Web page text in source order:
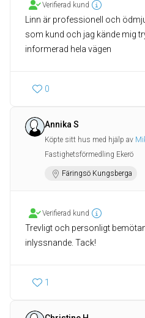
Verifierad kund
Linn är professionell och
som kund och jag kände mig
informerad hela vägen
0
Annika S
Köpte sitt hus med hjälp av
Fastighetsförmedling Ekerö
Färingsö Kungsberga
Verifierad kund
Trevligt och personligt
inlyssnande. Tack!
1